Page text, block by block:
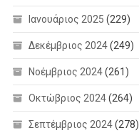
Ιανουάριος 2025 (229)
Δεκέμβριος 2024(249)
Νοέμβριος 2024(261)
Οκτώβριος 2024(264)
Σεπτέμβριος 2024(278)